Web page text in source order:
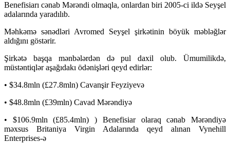
Benefisiarı cənab Mərəndi olmaqla, onlardan biri 2005-ci ildə Seyşel
adalarında yaradılıb.
Məhkəmə sənədləri Avromed Seyşel şirkətinin böyük məbləğlər
aldığını göstərir.
Şirkətə başqa mənbələrdən də pul daxil olub. Ümumilikdə,
müstəntiqlər aşağıdakı ödənişləri qeyd edirlər:
• $34.8mln (£27.8mln) Cavanşir Feyziyevə
• $48.8mln (£39mln) Cavad Mərəndiyə
• $106.9mln (£85.4mln) ) Benefisiar olaraq cənab Mərəndiyə
məxsus Britaniya Virgin Adalarında qeyd alınan Vynehill
Enterprises-ə